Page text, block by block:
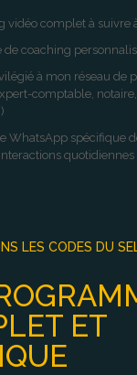
vidéo complet à suivre
de coaching
à mon réseau de
comptable,
WhatsApp spécifique
quotidiennes
LES CODES DU
ET